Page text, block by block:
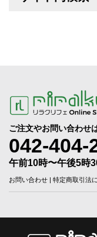
ご注文やお問い合わせ
042-404-
午前10時〜午後5時
お問い合わせ| 特定商取引法